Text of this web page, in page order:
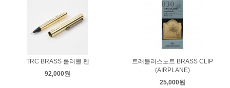
TRC BRASS 롤러볼 펜
92,000원
트래블러스노트 BRASS CLIP
(AIRPLANE)
25,000원